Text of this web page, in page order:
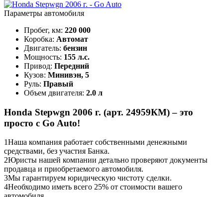
Параметры автомобиля
Пробег, км: 220 000
Коробка: Автомат
Двигатель: бензин
Мощность: 155 л.с.
Привод: Передний
Кузов: Минивэн, 5
Руль: Правый
Объем двигателя: 2.0 л
Honda Stepwgn 2006 г. (арт. 24959КМ) – это
просто с Go Auto!
1Наша компания работает собственными денежными
средствами, без участия Банка.
2Юристы нашей компании детально проверяют документы
продавца и приобретаемого автомобиля.
3Мы гарантируем юридическую чистоту сделки.
4Необходимо иметь всего 25% от стоимости вашего